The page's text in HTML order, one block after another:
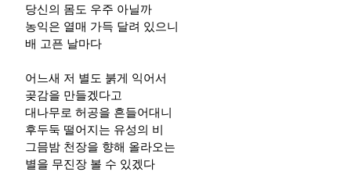
당신의 몸도 우주 아닐까
농익은 열매 가득 달려 있으니
배 고픈 날마다
어느새 저 별도 붉게 익어서
곶감을 만들겠다고
대나무로 허공을 흔들어대니
후두둑 떨어지는 유성의 비
그믐밤 천장을 향해 올라오는
별을 무진장 볼 수 있겠다